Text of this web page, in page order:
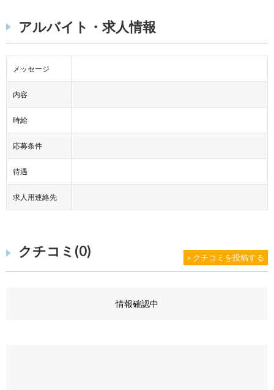
アルバイト・求人情報
メッセージ
内容
時給
応募条件
待遇
求人用連絡先
クチコミ(0) » クチコミを投稿する
情報確認中